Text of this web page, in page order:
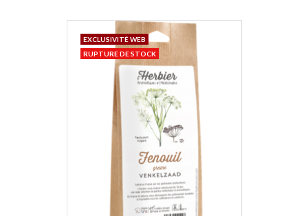
EXCLUSIVITÉ WEB
RUPTURE DE STOCK